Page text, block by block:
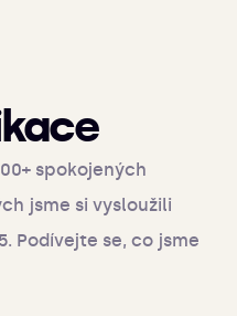
spokojených
jsme si vysloužili
Podívejte se, co jsme